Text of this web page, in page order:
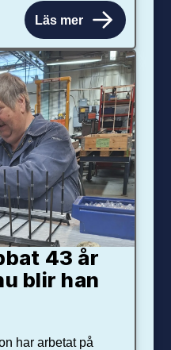
Läs mer
43 år
blir han
har arbetat på